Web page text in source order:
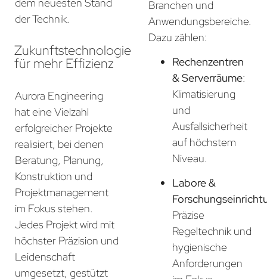
der Technik.
Zukunftstechnologie
für mehr Effizienz
Aurora Engineering
hat eine Vielzahl
erfolgreicher Projekte
realisiert, bei denen
Beratung, Planung,
Konstruktion und
Projektmanagement
im Fokus stehen.
Jedes Projekt wird mit
höchster Präzision und
Leidenschaft
umgesetzt, gestützt
Branchen und
Anwendungsbereiche.
Dazu zählen:
Rechenzentren
& Serverräume:
Klimatisierung
und
Ausfallsicherheit
auf höchstem
Niveau.
Labore &
Präzise
Regeltechnik und
hygienische
Anforderungen